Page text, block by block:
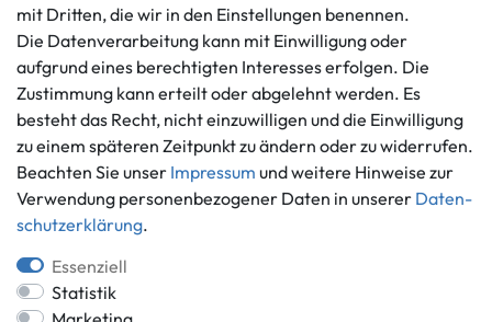
Kontaktformular
Widerrufs­recht
Vertrag widerrufen
Informationen
Über uns
Häufig gestellte Fragen
Zahlung und Versand
Zahlungsmöglichkeiten
mit Dritten, die wir in den Einstellungen benennen.
Die Datenverarbeitung kann mit Einwilligung oder
aufgrund eines berechtigten Interesses erfolgen. Die
Zustimmung kann erteilt oder abgelehnt werden. Es
besteht das Recht, nicht einzuwilligen und die Einwilligung
zu einem späteren Zeitpunkt zu ändern oder zu widerrufen.
Beachten Sie unser Impressum und weitere Hinweise zur
Verwendung personenbezogener Daten in unserer Daten­
schutz­erklärung.
Essenziell
Statistik